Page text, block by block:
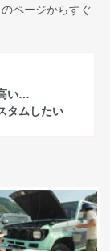
ページからすぐ
い…
タムしたい